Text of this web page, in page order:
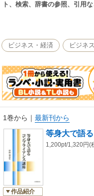
ト、検索、辞書の参照、引用
企業倫理やコンプライアンス
を、著者自身がビジネスを通
分け、整理してわかりやくひ
ビジネス・経済 ビジネ
1巻から ｜ 最新刊から
作品紹介
等身大で語
1,200pt/1,320円(